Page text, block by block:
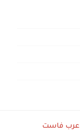
عرب فاست